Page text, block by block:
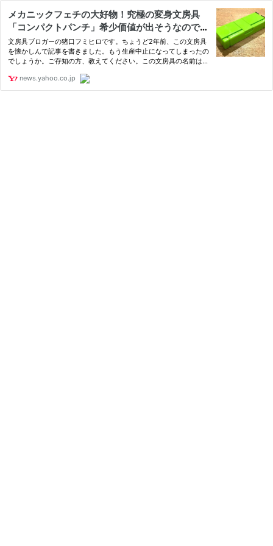
メカニックフェチの大好物！究極の変身文房具
「コンパクトパンチ」希少価値が出そうなので買
っておきました（猪口フミヒロ） - エキスパート
- Yahoo!ニュース
文房具ブロガーの猪口フミヒロです。ちょうど2年前、この文房具
を懐かしんで記事を書きました。もう生産中止になってしまったの
でしょうか。ご存知の方、教えてください。この文房具の名前は、
news.yahoo.co.jp